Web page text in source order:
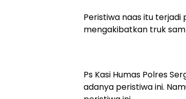
Peristiwa naas itu terjadi
mengakibatkan truk
Ps Kasi Humas Polres
adanya peristiwa ini.